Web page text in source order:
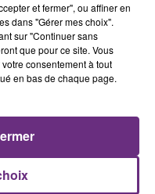
22h30
22h30
et fermer", ou affiner en
dans "Gérer mes choix".
sur "Continuer sans
que pour ce site. Vous
consentement à tout
en bas de chaque page.